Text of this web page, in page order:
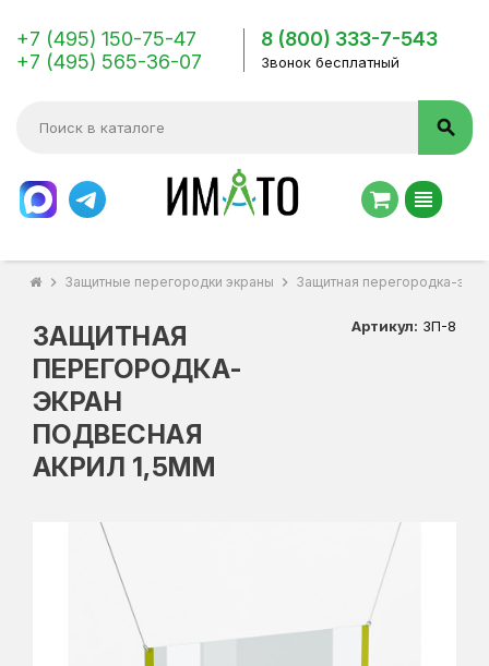
+7 (495) 150-75-47
+7 (495) 565-36-07
8 (800) 333-7-543
Звонок бесплатный
search
view_headline
chevron_right Защитные перегородки экраны chevron_right Защитная перегородка-
ЗАЩИТНАЯ
ПЕРЕГОРОДКА-
ЭКРАН
ПОДВЕСНАЯ
АКРИЛ 1,5ММ
Артикул: ЗП-8